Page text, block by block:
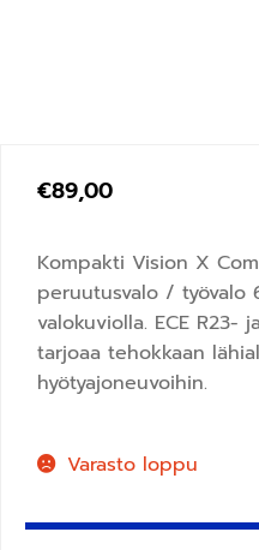
€89,00
Kompakti Vision X
peruutusvalo / työvalo
valokuviolla. ECE R23-
tarjoaa tehokkaan
hyötyajoneuvoihin.
Varasto loppu